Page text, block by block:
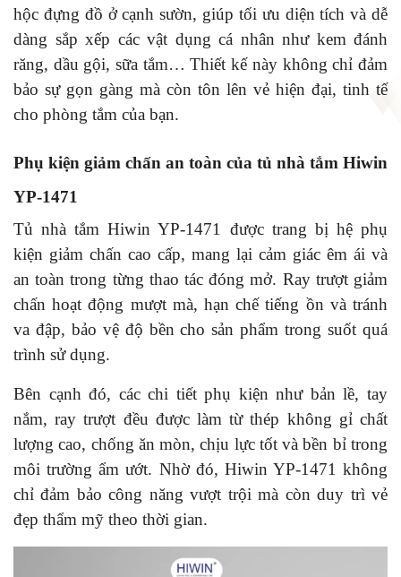
hộc đựng đồ ở cạnh sườn, giúp tối ưu diện tích và dễ
dàng sắp xếp các vật dụng cá nhân như kem đánh
răng, dầu gội, sữa tắm… Thiết kế này không chỉ đảm
bảo sự gọn gàng mà còn tôn lên vẻ hiện đại, tinh tế
cho phòng tắm của bạn.
Phụ kiện giảm chấn an toàn của tủ nhà tắm Hiwin
YP-1471
Tủ nhà tắm Hiwin YP-1471 được trang bị hệ phụ
kiện giảm chấn cao cấp, mang lại cảm giác êm ái và
an toàn trong từng thao tác đóng mở. Ray trượt giảm
chấn hoạt động mượt mà, hạn chế tiếng ồn và tránh
va đập, bảo vệ độ bền cho sản phẩm trong suốt quá
trình sử dụng.
Bên cạnh đó, các chi tiết phụ kiện như bản lề, tay
nắm, ray trượt đều được làm từ thép không gỉ chất
lượng cao, chống ăn mòn, chịu lực tốt và bền bỉ trong
môi trường ẩm ướt. Nhờ đó, Hiwin YP-1471 không
chỉ đảm bảo công năng vượt trội mà còn duy trì vẻ
đẹp thẩm mỹ theo thời gian.